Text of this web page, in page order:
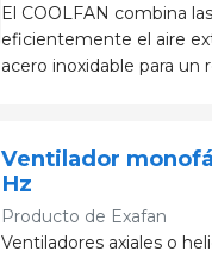
El COOLFAN combina
eficientemente el aire
acero inoxidable para
Ventilador
Hz
Producto de Exafan
Ventiladores axiales o